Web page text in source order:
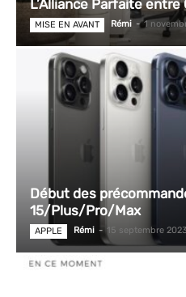
L’Alliance Parfaite
MISE EN AVANT Rémi - 1
Début des
15/Plus/Pro/Max
APPLE Rémi - 15 septembre 2023